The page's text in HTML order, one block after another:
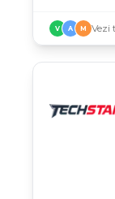
V A M Vezi